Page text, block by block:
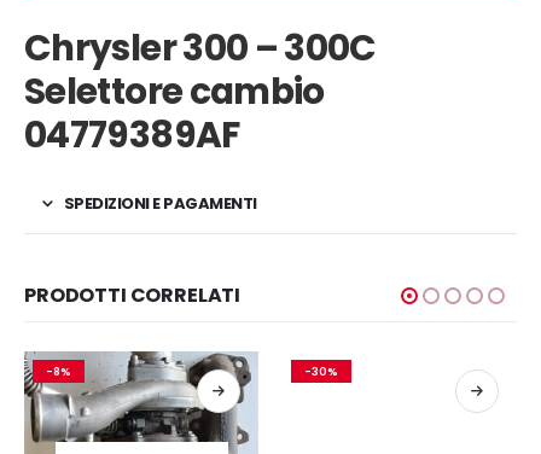
Chrysler 300 – 300C
Selettore cambio
04779389AF
SPEDIZIONI E PAGAMENTI
PRODOTTI CORRELATI
-8% -30%